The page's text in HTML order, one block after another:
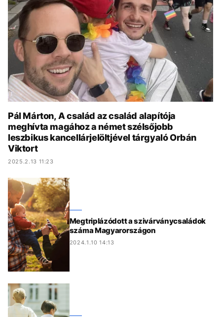
KÖZÉLET UTAZÁS
ÉLETMÓD DESIGN
BESZÉLGETÉSEK ARCOK
VIDEÓ TÖRTÉNETEK
GASZTRO
Pál Márton, A család az család alapítója
meghívta magához a német szélsőjobb
leszbikus kancellárjelöltjével tárgyaló Orbán
Viktort
2025.2.13 11:23
Megtriplázódott a szivárványcsaládok
száma Magyarországon
2024.1.10 14:13